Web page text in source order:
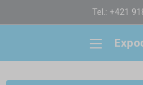
Tel.: +421